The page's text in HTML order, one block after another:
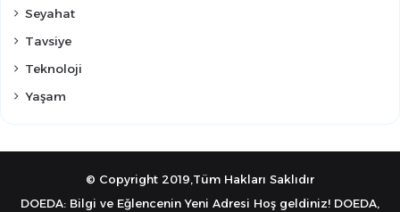
Seyahat
Tavsiye
Teknoloji
Yaşam
© Copyright 2019,Tüm Hakları Saklıdır
DOEDA: Bilgi ve Eğlencenin Yeni Adresi Hoş geldiniz! DOEDA,